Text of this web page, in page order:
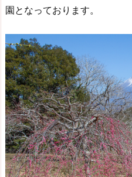
園となっております。